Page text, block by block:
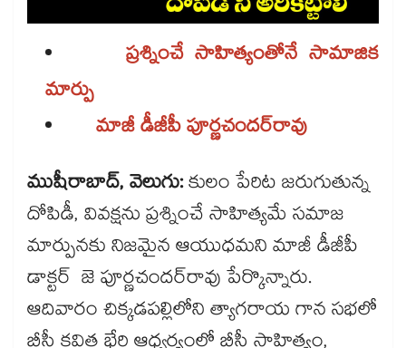
ప్రశ్నించే సాహిత్యంతోనే సామాజిక
మార్పు
మాజీ డీజీపీ పూర్ణచందర్​రావు
ముషీరాబాద్, వెలుగు:కులం పేరిట జరుగుతున్న
దోపిడీ, వివక్షను ప్రశ్నించే సాహిత్యమే సమాజ
మార్పునకు నిజమైన ఆయుధమని మాజీ డీజీపీ
డాక్టర్ జె పూర్ణచందర్​రావు పేర్కొన్నారు.
ఆదివారం చిక్కడపల్లిలోని త్యాగరాయ గాన సభలో